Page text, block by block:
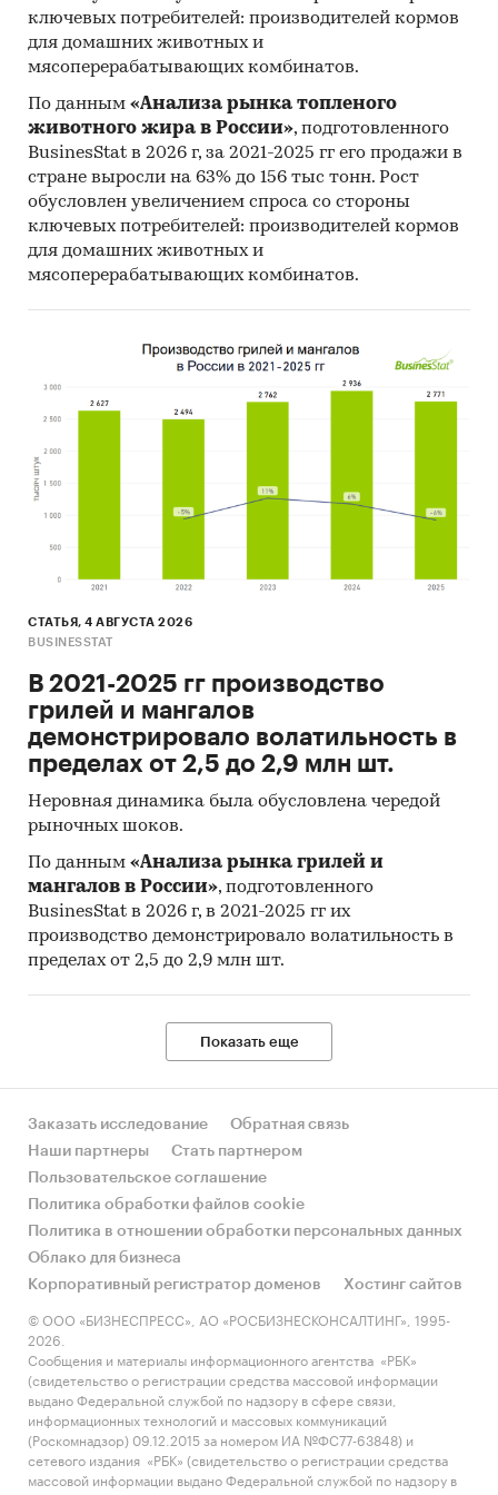
`НОВОЗЫБКОВСКИЙ
МАШИНОСТРОИТЕЛЬНЫЙ ЗАВОД`, ООО
`БЕЛГОРОДСКАЯ СОЛЯНАЯ КОМПАНИЯ`, ЗАО
ООО `РЕСУРС`, ОАО `ТВЕРСКОЙ
ВАГОНОСТРОИТЕЛЬНЫЙ ЗАВОД`, ООО
`ИНЕРТНИК`, АО `ВАГОННАЯ РЕМОНТНАЯ
КОМПАНИЯ-3`, ООО ТК `ПУТЬ`, ИП
МУРАШКИНА Н.А., ООО `ТРАНСЭНЕРГОТРЕЙД`,
АО `ЭПМ-НОВЭЗ`
вагонов в последние годы показывает
положительный тренд.
- В структуре рынка железнодорожных
вагонов в 2019 г. внутреннее производство
превышало объем импортных поставок в 15,2
раз, а сальдо торгового баланса было
положительное и составляло 5,1 тыс.шт.
ПРОИЗВОДСТВЕННАЯ КОРПОРАЦИЯ
`ТИХВИНХИММАШ`.
демонстрирует Приволжский ФО с объемом
выпуска продукции, составляющим 26,7 тыс.шт
продукции.
- Лидером по импортным поставкам в 2019 г.
является Казахстан (более 58%), ведущий
поставщик железнодорожных вагонов - ООО
`ГОРНОТРАНСПОРТНАЯ КОМПАНИЯ` (9,2%).
- Большую часть продукции российских
экспортеров покупает Украина (более 39%),
крупнейший покупатель - BAKI
METROPOLITENI QSC (7,9%).
Данные игроков ВЭД:
Также в исследовании представлена
информация об участниках ВЭД с объемами
и зарубежных поставщиков
- Рейтинг ведущих российских экспортеров и
зарубежных покупателей
Единицы измерения:
Количественные показатели в отчете
рассчитаны в шт, стоимостные - в долларах и
География исследования:
РФ, федеральные округа и регионы РФ, страны
мира
Категории: Транспорт и логистика /
Железнодорожный транспорт
Россия
ключевых потребителей: производителей кормов
для домашних животных и
мясоперерабатывающих комбинатов.
По данным «Анализа рынка топленого
животного жира в России», подготовленного
BusinesStat в 2026 г, за 2021-2025 гг его продажи в
стране выросли на 63% до 156 тыс тонн. Рост
обусловлен увеличением спроса со стороны
ключевых потребителей: производителей кормов
для домашних животных и
мясоперерабатывающих комбинатов.
СТАТЬЯ, 4 АВГУСТА 2026
BUSINESSTAT
В 2021-2025 гг производство
грилей и мангалов
демонстрировало волатильность в
пределах от 2,5 до 2,9 млн шт.
Неровная динамика была обусловлена чередой
рыночных шоков.
По данным «Анализа рынка грилей и
мангалов в России», подготовленного
BusinesStat в 2026 г, в 2021-2025 гг их
производство демонстрировало волатильность в
пределах от 2,5 до 2,9 млн шт.
Показать еще
Заказать исследование
Обратная связь
Наши партнеры
Стать партнером
Пользовательское соглашение
Политика обработки файлов cookie
Политика в отношении обработки персональных данных
Облако для бизнеса
Корпоративный регистратор доменов
Хостинг сайтов
© ООО «БИЗНЕСПРЕСС», АО «РОСБИЗНЕСКОНСАЛТИНГ», 1995-
2026.
Сообщения и материалы информационного агентства «РБК»
(свидетельство о регистрации средства массовой информации
выдано Федеральной службой по надзору в сфере связи,
информационных технологий и массовых коммуникаций
(Роскомнадзор) 09.12.2015 за номером ИА №ФС77-63848) и
сетевого издания «РБК» (свидетельство о регистрации средства
массовой информации выдано Федеральной службой по надзору в